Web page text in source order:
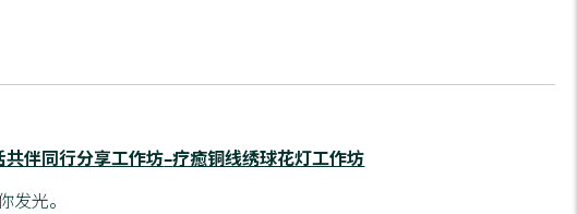
共伴同行分享工作坊–疗癒铜线绣球花灯工作坊
发光。